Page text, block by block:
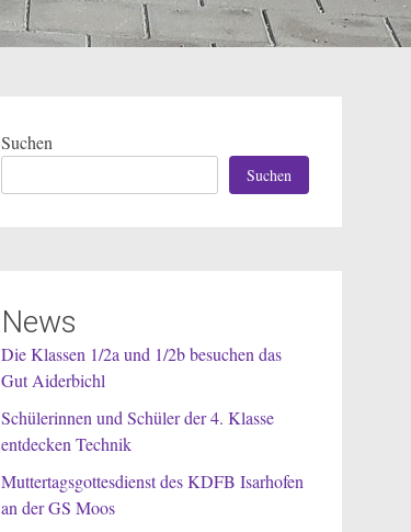
Suchen
Suchen
News
Die Klassen 1/2a und 1/2b besuchen das
Gut Aiderbichl
Schülerinnen und Schüler der 4. Klasse
entdecken Technik
Muttertagsgottesdienst des KDFB Isarhofen
an der GS Moos